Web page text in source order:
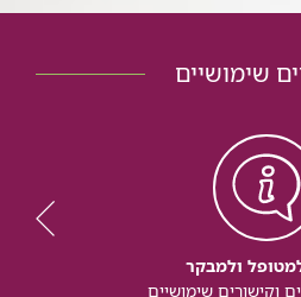
שימושיים
ולמבקר
וקישורים שימושיים